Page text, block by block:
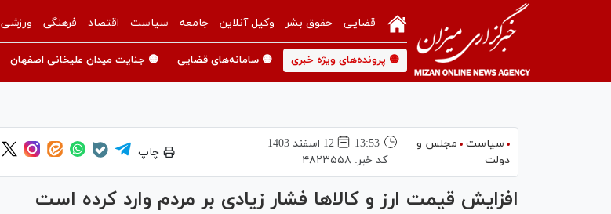
قضایی حقوق بشر وکیل آنلاین جامعه سیاست اقتصاد فرهنگی ورزشی
🟡 پرونده‌های ویژه خبری 🟡 سامانه‌های قضایی 🟡 جنایت میدان علیخانی اصفهان
سیاست
مجلس و
دولت
13:53
12 اسفند 1403
کد خبر: ۴۸۲۳۵۵۸
چاپ
افزایش قیمت ارز و کالا‌ها فشار زیادی بر مردم وارد کرده است